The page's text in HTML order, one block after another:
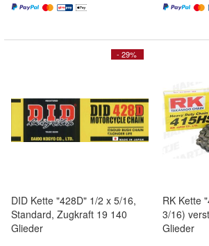
- 29%
DID Kette "428D" 1/2 x 5/16,
Standard, Zugkraft 19 140
Glieder
RK Kette
3/16)
Glieder